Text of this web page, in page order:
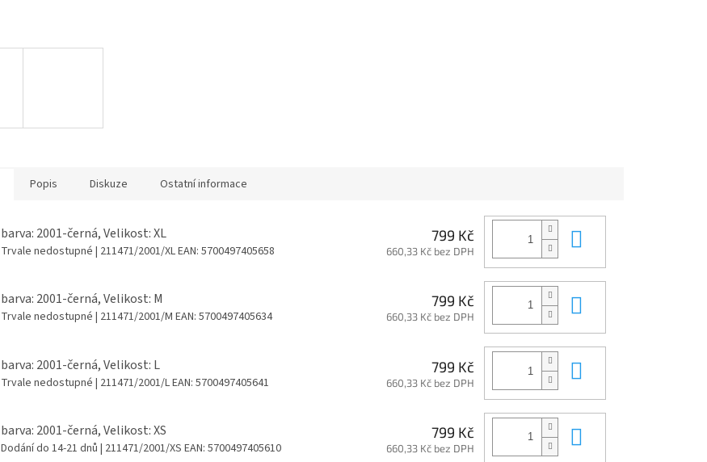
Popis Diskuze Ostatní informace
barva: 2001-černá, Velikost: XL
Trvale nedostupné | 211471/2001/XLEAN: 5700497405658
799 Kč
660,33 Kč bez DPH
barva: 2001-černá, Velikost: M
Trvale nedostupné | 211471/2001/M EAN: 5700497405634
799 Kč
660,33 Kč bez DPH
barva: 2001-černá, Velikost: L
Trvale nedostupné | 211471/2001/LEAN: 5700497405641
799 Kč
660,33 Kč bez DPH
barva: 2001-černá, Velikost: XS
Dodání do 14-21 dnů | 211471/2001/XS EAN: 5700497405610
799 Kč
660,33 Kč bez DPH